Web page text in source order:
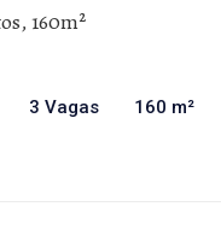
160m²
3 Vagas 160 m²